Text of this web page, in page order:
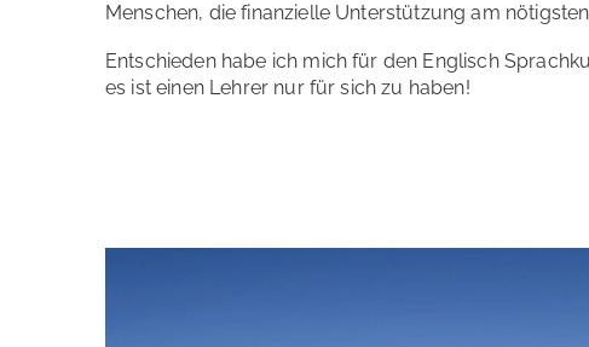
Menschen, die finanzielle Unterstützung am
Entschieden habe ich mich für den Englisch
es ist einen Lehrer nur für sich zu haben!